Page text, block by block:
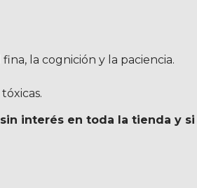
la cognición y la paciencia.
interés en toda la tienda y